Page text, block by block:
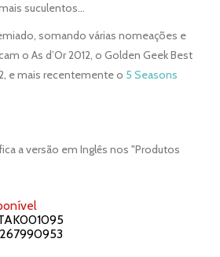
suculentos…
somando várias nomeações e
o As d’Or 2012, o Golden Geek Best
e mais recentemente o 5 Seasons
a versão em Inglês nos "Produtos